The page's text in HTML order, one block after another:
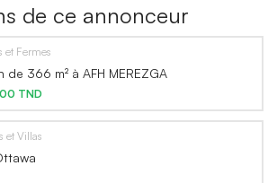
de ce annonceur
et Fermes
de 366 m² à AFH MEREZGA
TND
et Villas